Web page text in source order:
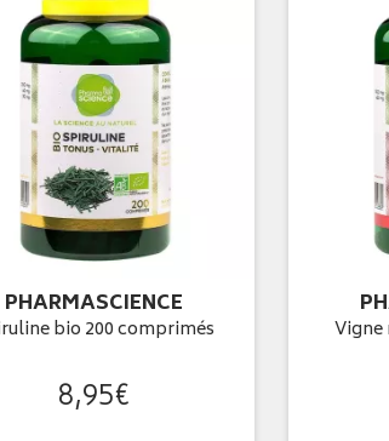
PHARMASCIENCE
bio 200 comprimés
8,95€
Vigne